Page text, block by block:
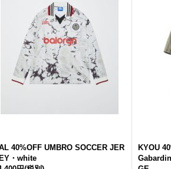
40%OFF UMBRO SOCCER JER
・white
KYOU